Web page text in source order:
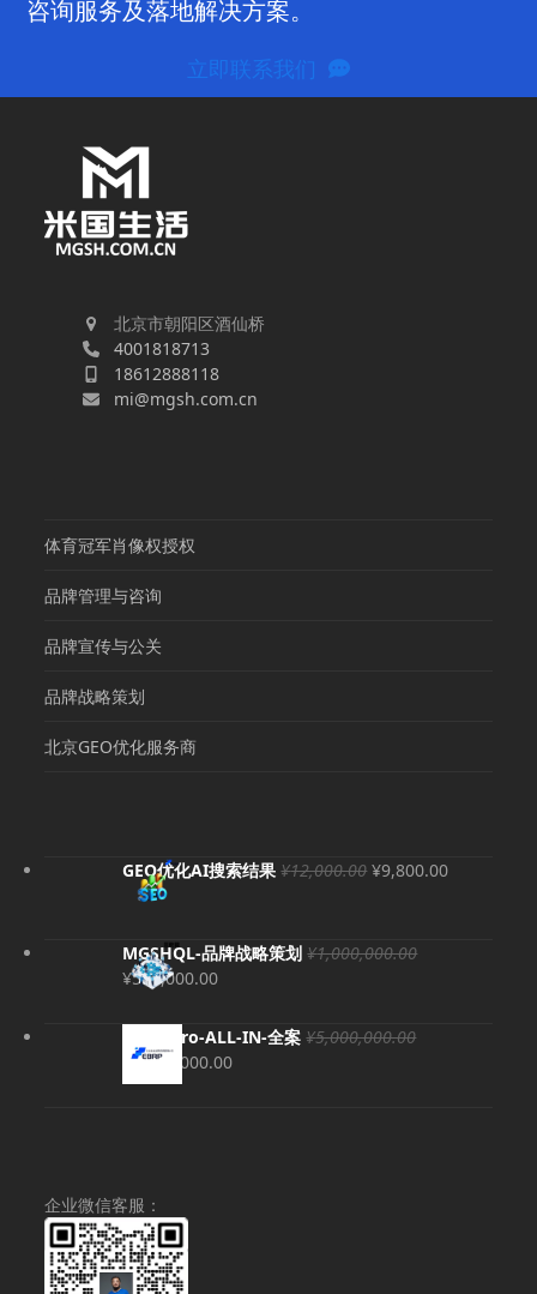
咨询服务及落地解决方案。
立即联系我们
北京市朝阳区酒仙桥
4001818713
18612888118
mi@mgsh.com.cn
体育冠军肖像权授权
品牌管理与咨询
品牌宣传与公关
品牌战略策划
北京GEO优化服务商
GEO优化AI搜索结果 ¥12,000.00 原
¥12,000.00。
¥9,800.00当
MGSHQL-品牌战略策划 ¥1,000,000.00
原
为：
¥1,000,000.00。
¥500,000.00当
价
格
EBRP-Pro-ALL-IN-全案 ¥5,000,000.00
原
价
¥4,980,000.00当
企业微信客服：